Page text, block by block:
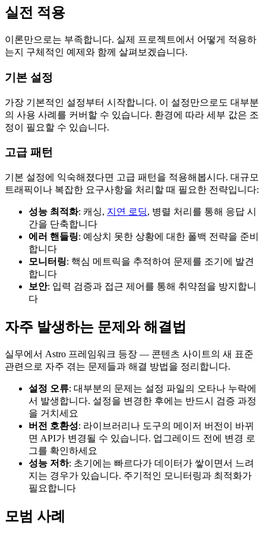
실전 적용
이론만으로는 부족합니다. 실제 프로젝트에서 어떻게 적용하
는지 구체적인 예제와 함께 살펴보겠습니다.
기본 설정
가장 기본적인 설정부터 시작합니다. 이 설정만으로도 대부분
의 사용 사례를 커버할 수 있습니다. 환경에 따라 세부 값은 조
정이 필요할 수 있습니다.
고급 패턴
기본 설정에 익숙해졌다면 고급 패턴을 적용해봅시다. 대규모
트래픽이나 복잡한 요구사항을 처리할 때 필요한 전략입니다:
성능 최적화: 캐싱, 지연 로딩, 병렬 처리를 통해 응답 시
간을 단축합니다
에러 핸들링: 예상치 못한 상황에 대한 폴백 전략을 준비
합니다
모니터링: 핵심 메트릭을 추적하여 문제를 조기에 발견
합니다
보안: 입력 검증과 접근 제어를 통해 취약점을 방지합니
다
자주 발생하는 문제와 해결법
실무에서 Astro 프레임워크 등장 — 콘텐츠 사이트의 새 표준
관련으로 자주 겪는 문제들과 해결 방법을 정리합니다.
설정 오류: 대부분의 문제는 설정 파일의 오타나 누락에
서 발생합니다. 설정을 변경한 후에는 반드시 검증 과정
을 거치세요
버전 호환성: 라이브러리나 도구의 메이저 버전이 바뀌
면 API가 변경될 수 있습니다. 업그레이드 전에 변경 로
그를 확인하세요
성능 저하: 초기에는 빠르다가 데이터가 쌓이면서 느려
지는 경우가 있습니다. 주기적인 모니터링과 최적화가
필요합니다
모범 사례